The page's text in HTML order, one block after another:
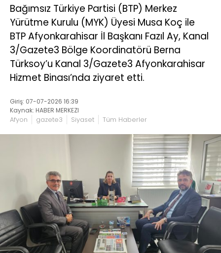
Bağımsız Türkiye Partisi (BTP) Merkez
Yürütme Kurulu (MYK) Üyesi Musa Koç ile
BTP Afyonkarahisar İl Başkanı Fazıl Ay, Kanal
3/Gazete3 Bölge Koordinatörü Berna
Türksoy’u Kanal 3/Gazete3 Afyonkarahisar
Hizmet Binası’nda ziyaret etti.
Giriş: 07-07-2026 16:39
Kaynak: HABER MERKEZI
Afyon gazete3 Siyaset Tüm Haberler